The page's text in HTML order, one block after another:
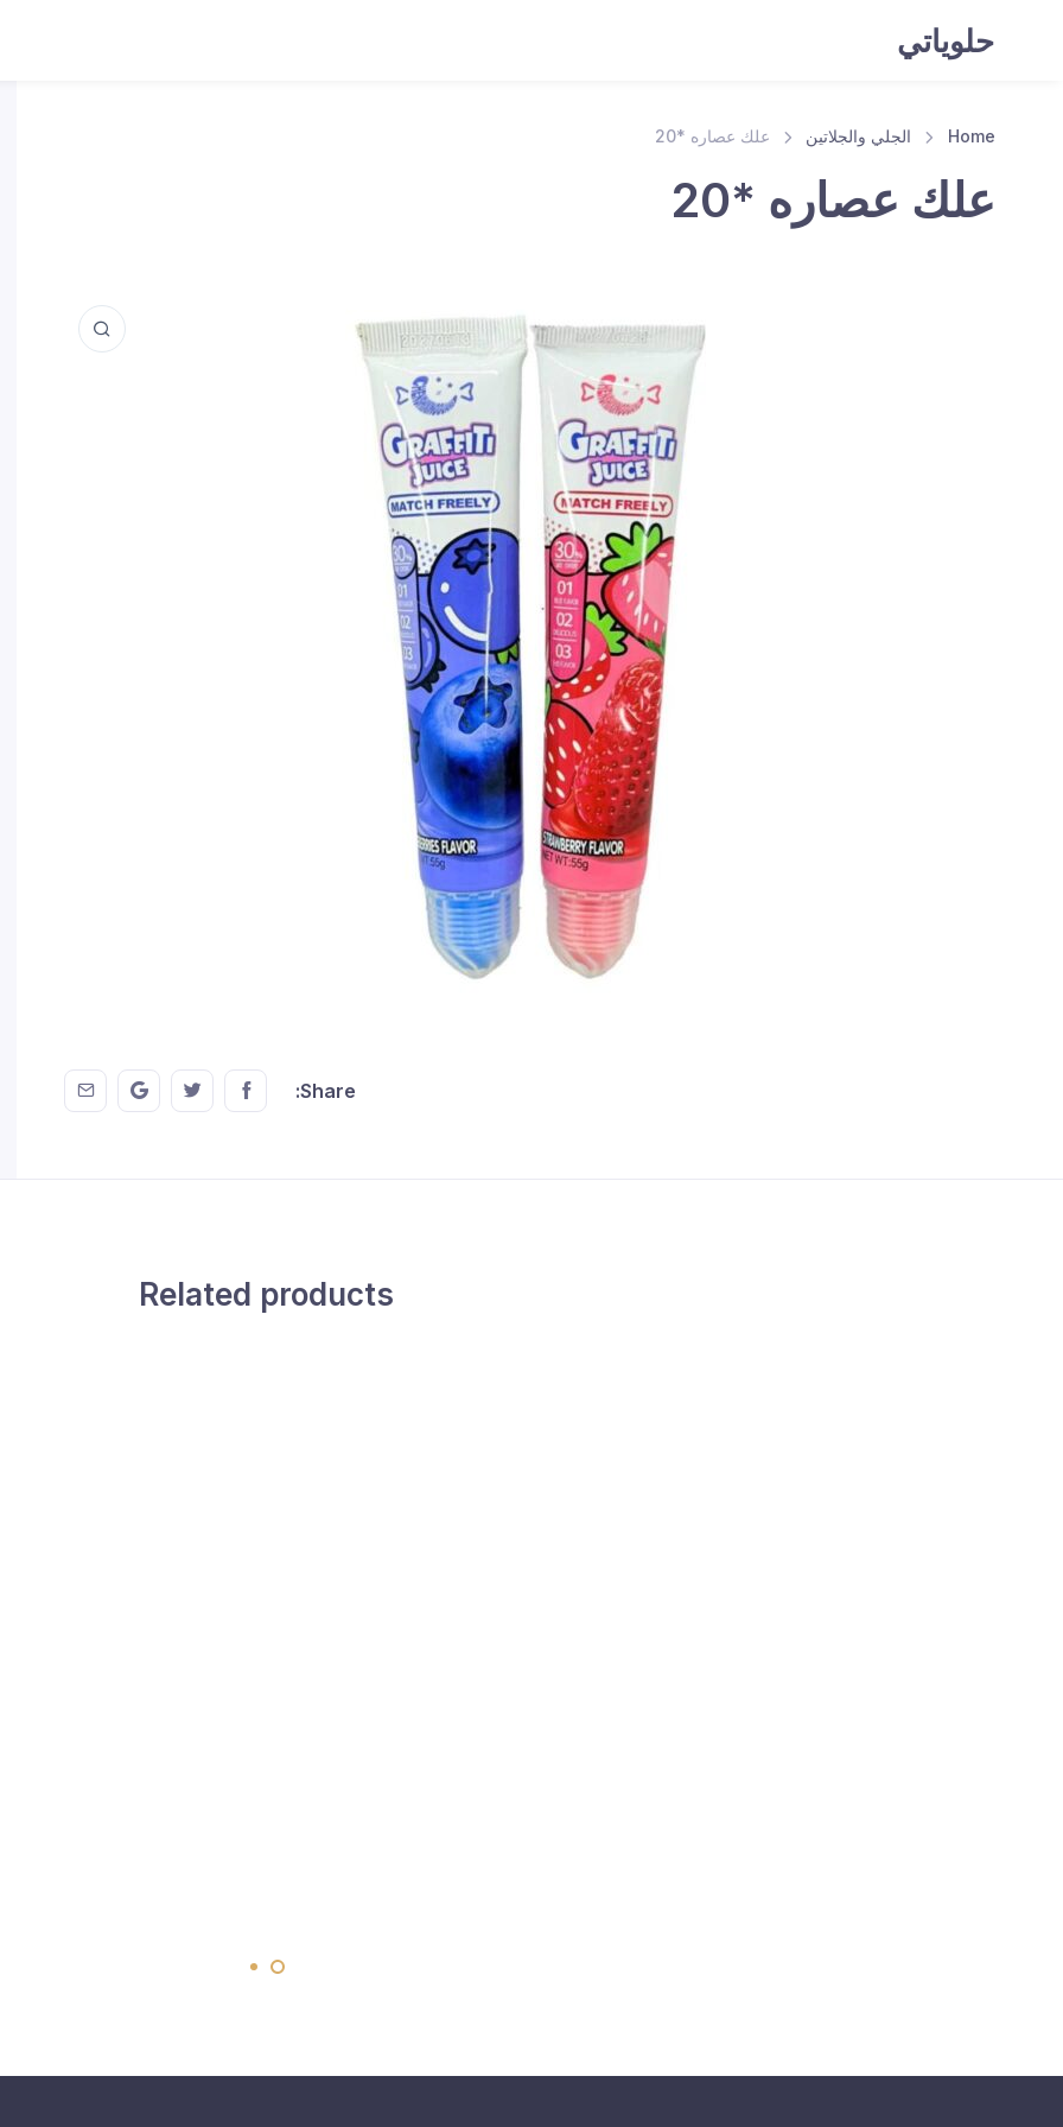
حلوياتي
Home الجلي والجلاتين علك عصاره *20
علك عصاره *20
Share:
Share this on FaceBook
Share this on Twitter
on GMail
Related products